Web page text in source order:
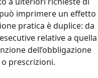
imprimere un effetto
pratica è duplice: da
relative a quella
dell’obbligazione
prescrizioni.